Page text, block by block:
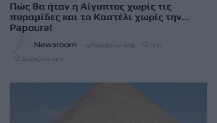
Πώς θα ήταν η Αίγυπτος χωρίς τις
πυραμίδες και το Καστέλι χωρίς την…
Papoura!
Newsroom 13 Νοεμβρίου, 2025 16:21
Διαβάζεται σε 1'